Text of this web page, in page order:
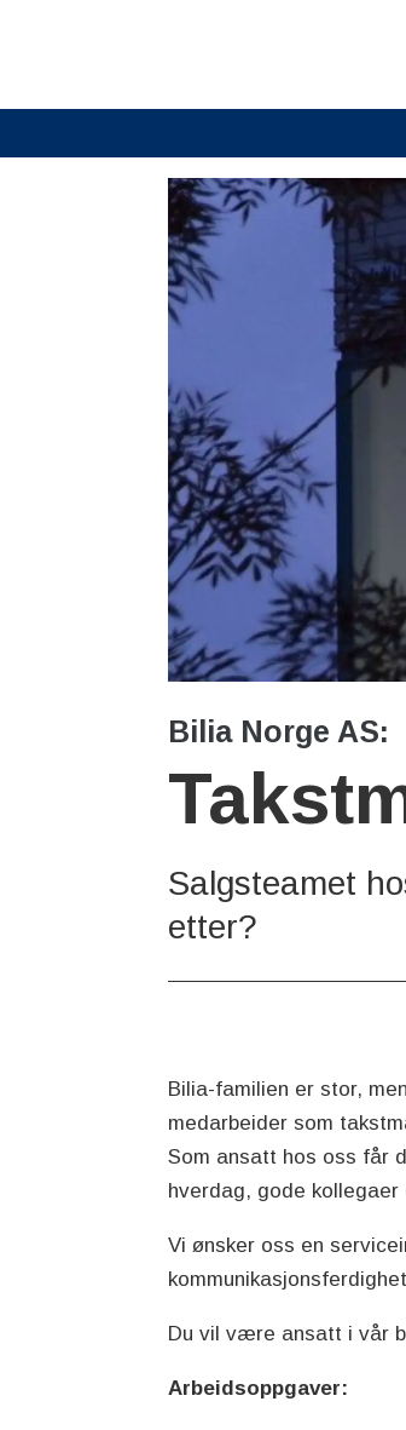
Bilia Norge AS:
Salgsteamet
etter?
Bilia-familien er stor,
medarbeider som
Som ansatt hos oss får
hverdag, gode
Vi ønsker oss en
Du vil være ansatt i vår
Arbeidsoppgaver: